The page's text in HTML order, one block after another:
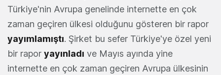
Türkiye'nin Avrupa genelinde internette en çok
zaman geçiren ülkesi olduğunu gösteren bir rapor
yayımlamıştı. Şirket bu sefer Türkiye'ye özel yeni
bir rapor yayınladı ve Mayıs ayında yine
internette en çok zaman geçiren Avrupa ülkesinin